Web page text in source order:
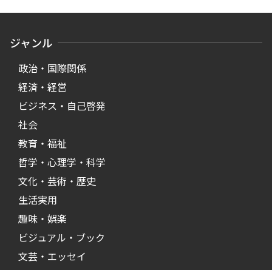
ジャンル
政治・国際関係
経済・経営
ビジネス・自己啓発
社会
教育・福祉
哲学・心理学・科学
文化・芸術・歴史
生活実用
趣味・娯楽
ビジュアル・ブック
文芸・エッセイ